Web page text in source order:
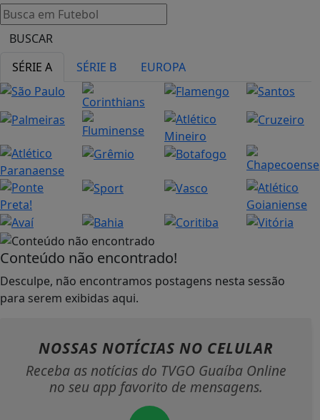
BUSCAR
SÉRIE A
SÉRIE B EUROPA
Conteúdo não encontrado!
Desculpe, não encontramos postagens nesta sessão
para serem exibidas aqui.
NOSSAS NOTÍCIAS NO CELULAR
Receba as notícias do TVGO Guaíba Online
no seu app favorito de mensagens.